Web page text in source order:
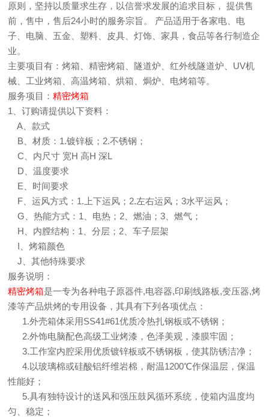
原则，坚持以质量求生存，以信誉求发展的追求目标， 提供售
前，售中，售后24小时的服务宗旨。 产品适用于各家电、电
子、电脑、五金、塑料、皮具、灯饰、家具，食品等各行制造企
业。
主要项目有：烤箱、精密烤箱、隧道炉、红外线隧道炉、UV机
械、工业烤箱、高温烤箱、烘箱、焗炉、电烤箱等。
服务项目：精密烤箱
1、订购请提供以下资料：
A、款式
B、材质：1.镀锌板；2.不锈钢；
C、内尺寸 宽H 高H 深L
D、温度要求
E、时间要求
F、运风方式：1.上下运风；2.左右运风；3水平运风；
G、热能方式：1、电热；2、燃油；3、燃气；
H、内膛结构：1、分层；2、车子层架
I、烤箱颜色
J、其他特殊要求
服务说明：
精密烤箱是一专为各种电子原器件,电容器,印刷线路板,变压器,烤
漆等产品烘烤的专用设备，其具有下列各项优点：
1.外壳箱体采用SS41#61优质冷热扎钢板或不锈钢；
2.外饰电脑配色高级工业烤漆，色泽美观，漆膜牢固；
3.工作室内腔采用优质镀锌板或不锈钢板，使其防锈洁净；
4.以玻璃棉或硅酸铝纤维岩棉，耐温1200℃作保温层，保温
性能好；
5.具有独特设计的送风和强压鼓风循环系统，使箱内温度均
匀、稳定；